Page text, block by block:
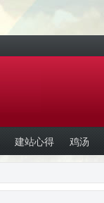
建站心得 鸡汤